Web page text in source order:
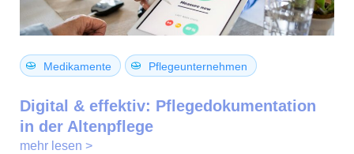
Medikamente Pflegeunternehmen
Digital & effektiv: Pflegedokumentation
in der Altenpflege
mehr lesen >